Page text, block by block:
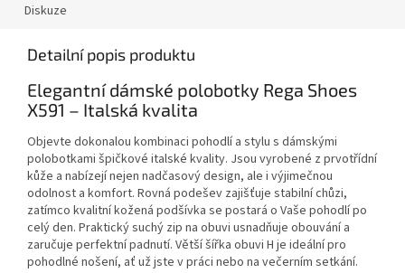
Diskuze
Detailní popis produktu
Elegantní dámské polobotky Rega Shoes
X591 – Italská kvalita
Objevte dokonalou kombinaci pohodlí a stylu s dámskými
polobotkami špičkové italské kvality. Jsou vyrobené z prvotřídní
kůže a nabízejí nejen nadčasový design, ale i výjimečnou
odolnost a komfort. Rovná podešev zajišťuje stabilní chůzi,
zatímco kvalitní kožená podšívka se postará o Vaše pohodlí po
celý den. Praktický suchý zip na obuvi usnadňuje obouvání a
zaručuje perfektní padnutí. Větší šířka obuvi H je ideální pro
pohodlné nošení, ať už jste v práci nebo na večerním setkání.